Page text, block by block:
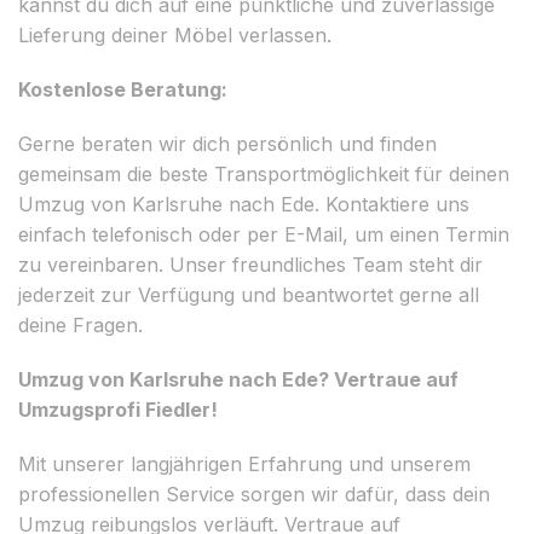
Lieferung deiner Möbel verlassen.
Kostenlose Beratung:
Gerne beraten wir dich persönlich und finden
gemeinsam die beste Transportmöglichkeit für deinen
Umzug von Karlsruhe nach Ede. Kontaktiere uns
einfach telefonisch oder per E-Mail, um einen Termin
zu vereinbaren. Unser freundliches Team steht dir
jederzeit zur Verfügung und beantwortet gerne all
deine Fragen.
Umzug von Karlsruhe nach Ede? Vertraue auf
Umzugsprofi Fiedler!
Mit unserer langjährigen Erfahrung und unserem
professionellen Service sorgen wir dafür, dass dein
Umzug reibungslos verläuft. Vertraue auf